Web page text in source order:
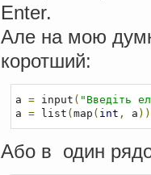
Enter.
Але на мою
коротший:
a = input ( "Введіть
a = list ( map ( int , a ))
Або в один